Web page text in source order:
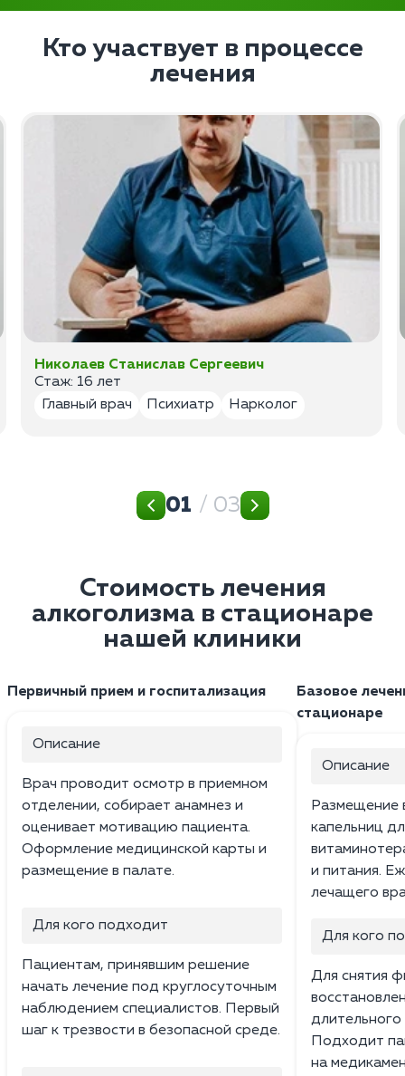
Кто участвует в процессе
лечения
Николаев Станислав Сергеевич
Стаж: 16 лет
Главный врач
Психиатр Нарколог
01 / 03
Стоимость лечения
алкоголизма в стационаре
нашей клиники
Первичный прием и госпитализация
Описание
Врач проводит осмотр в приемном
отделении, собирает анамнез и
оценивает мотивацию пациента.
Оформление медицинской карты и
размещение в палате.
Для кого подходит
Пациентам, принявшим решение
начать лечение под круглосуточным
наблюдением специалистов. Первый
шаг к трезвости в безопасной среде.
Базовое
стационаре
Описание
Размещение
капельниц
и питания.
лечащего
Для кого
Для снятия
Подходит
на